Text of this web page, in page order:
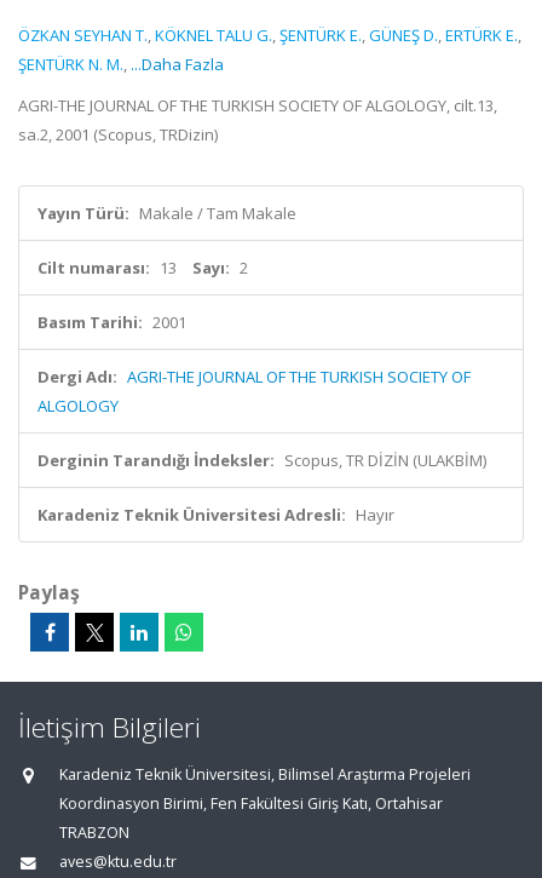
ÖZKAN SEYHAN T.,KÖKNEL TALU G.,ŞENTÜRK E.,GÜNEŞ D.,ERTÜRK E.,
ŞENTÜRK N. M., ...Daha Fazla
AGRI-THE JOURNAL OF THE TURKISH SOCIETY OF ALGOLOGY, cilt.13,
sa.2, 2001 (Scopus, TRDizin)
Yayın Türü: Makale / Tam Makale
Cilt numarası: 13 Sayı: 2
Basım Tarihi: 2001
Dergi Adı: AGRI-THE JOURNAL OF THE TURKISH SOCIETY OF
ALGOLOGY
Derginin Tarandığı İndeksler: Scopus, TR DİZİN (ULAKBİM)
Karadeniz Teknik Üniversitesi Adresli: Hayır
Paylaş
İletişim Bilgileri
Karadeniz Teknik Üniversitesi, Bilimsel Araştırma Projeleri
Koordinasyon Birimi, Fen Fakültesi Giriş Katı, Ortahisar
TRABZON
aves@ktu.edu.tr